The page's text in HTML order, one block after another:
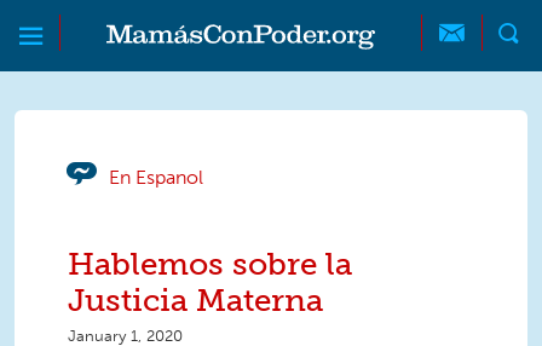
Skip to main content
Skip to main content
MamásConPoder
En Espanol
Hablemos sobre la
Justicia Materna
January 1, 2020